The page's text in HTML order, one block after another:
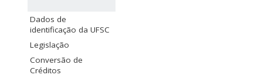
Dados de
identificação da UFSC
Legislação
Conversão de
Créditos